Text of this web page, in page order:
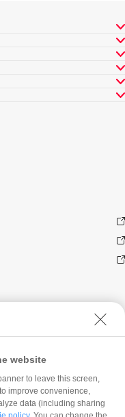
website
to leave this screen,
improve convenience,
data (including sharing